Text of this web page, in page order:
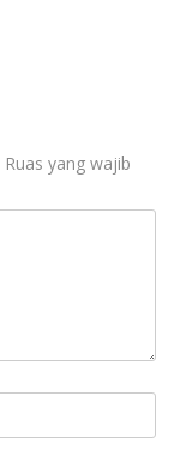
Ruas yang wajib